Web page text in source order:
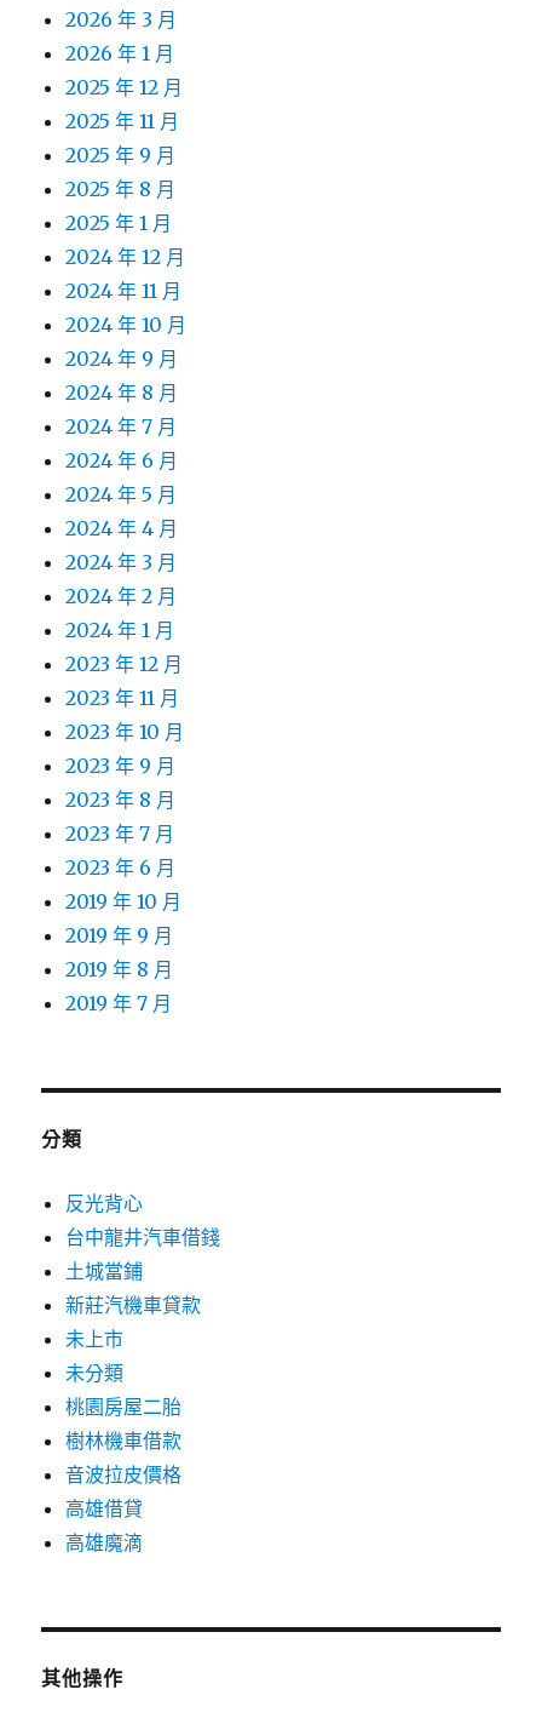
2026 年 3 月
2026 年 1 月
2025 年 12 月
2025 年 11 月
2025 年 9 月
2025 年 8 月
2025 年 1 月
2024 年 12 月
2024 年 11 月
2024 年 10 月
2024 年 9 月
2024 年 8 月
2024 年 7 月
2024 年 6 月
2024 年 5 月
2024 年 4 月
2024 年 3 月
2024 年 2 月
2024 年 1 月
2023 年 12 月
2023 年 11 月
2023 年 10 月
2023 年 9 月
2023 年 8 月
2023 年 7 月
2023 年 6 月
2019 年 10 月
2019 年 9 月
2019 年 8 月
2019 年 7 月
分類
反光背心
台中龍井汽車借錢
土城當鋪
新莊汽機車貸款
未上市
未分類
桃園房屋二胎
樹林機車借款
音波拉皮價格
高雄借貸
高雄魔滴
其他操作